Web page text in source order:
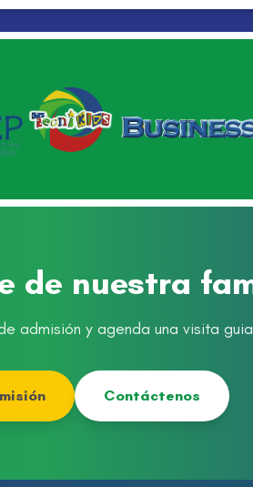
de nuestra
admisión y agenda una visita
Contáctenos